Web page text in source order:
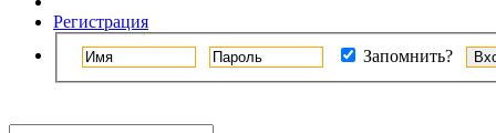
Регистрация
Запомнить?